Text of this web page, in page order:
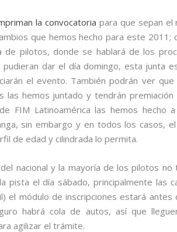
la convocatoria para que sepan
que hemos hecho para este 2011;
de pilotos, donde se hablará de los
dar el día domingo, esta junta
el evento. También podrán ver
las hemos juntado y tendrán premiación
FIM Latinoamérica las hemos hecho
sin embargo y en todos los casos,
de edad y cilindrada lo permita.
nacional y la mayoría de los pilotos no
pista el día sábado, principalmente las
el módulo de inscripciones estará
habrá cola de autos, así que
agilizar el trámite.